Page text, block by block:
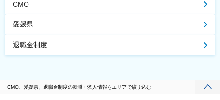
CMO
愛媛県
退職金制度
CMO、愛媛県、退職金制度の転職・求人情報をエリアで絞り込む